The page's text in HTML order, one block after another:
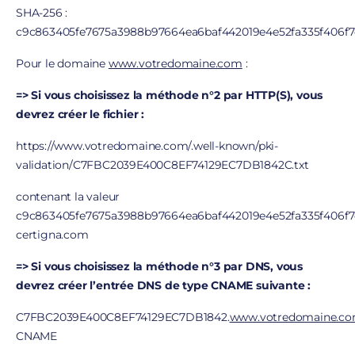
SHA-256 :
Pour le domaine www.votredomaine.com :
=> Si vous choisissez la méthode n°2 par HTTP(S), vous
devrez créer le fichier :
https://www.votredomaine.com/.well-known/pki-
validation/C7FBC2039E400C8EF74129EC7DB1842C.txt
contenant la valeur
certigna.com
=> Si vous choisissez la méthode n°3 par DNS, vous
devrez créer l’entrée DNS de type CNAME suivante :
C7FBC2039E400C8EF74129EC7DB1842.
CNAME